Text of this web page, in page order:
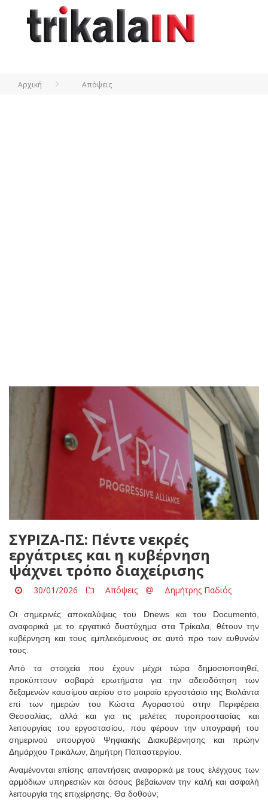
Αρχική Απόψεις
ΣΥΡΙΖΑ-ΠΣ: Πέντε νεκρές
εργάτριες και η κυβέρνηση
ψάχνει τρόπο διαχείρισης
30/01/2026 Απόψεις Δημήτρης Παδιός
Οι σημερινές αποκαλύψεις του Dnews και του Documento,
αναφορικά με το εργατικό δυστύχημα στα Τρίκαλα, θέτουν την
κυβέρνηση και τους εμπλεκόμενους σε αυτό προ των ευθυνών
τους.
Από τα στοιχεία που έχουν μέχρι τώρα δημοσιοποιηθεί,
προκύπτουν σοβαρά ερωτήματα για την αδειοδότηση των
δεξαμενών καυσίμου αερίου στο μοιραίο εργοστάσιο της Βιολάντα
επί των ημερών του Κώστα Αγοραστού στην Περιφέρεια
Θεσσαλίας, αλλά και για τις μελέτες πυροπροστασίας και
λειτουργίας του εργοστασίου, που φέρουν την υπογραφή του
σημερινού υπουργού Ψηφιακής Διακυβέρνησης και πρώην
Δημάρχου Τρικάλων, Δημήτρη Παπαστεργίου.
Αναμένονται επίσης απαντήσεις αναφορικά με τους ελέγχους των
αρμόδιων υπηρεσιών και όσους βεβαίωναν την καλή και ασφαλή
λειτουργία της επιχείρησης. Θα δοθούν;